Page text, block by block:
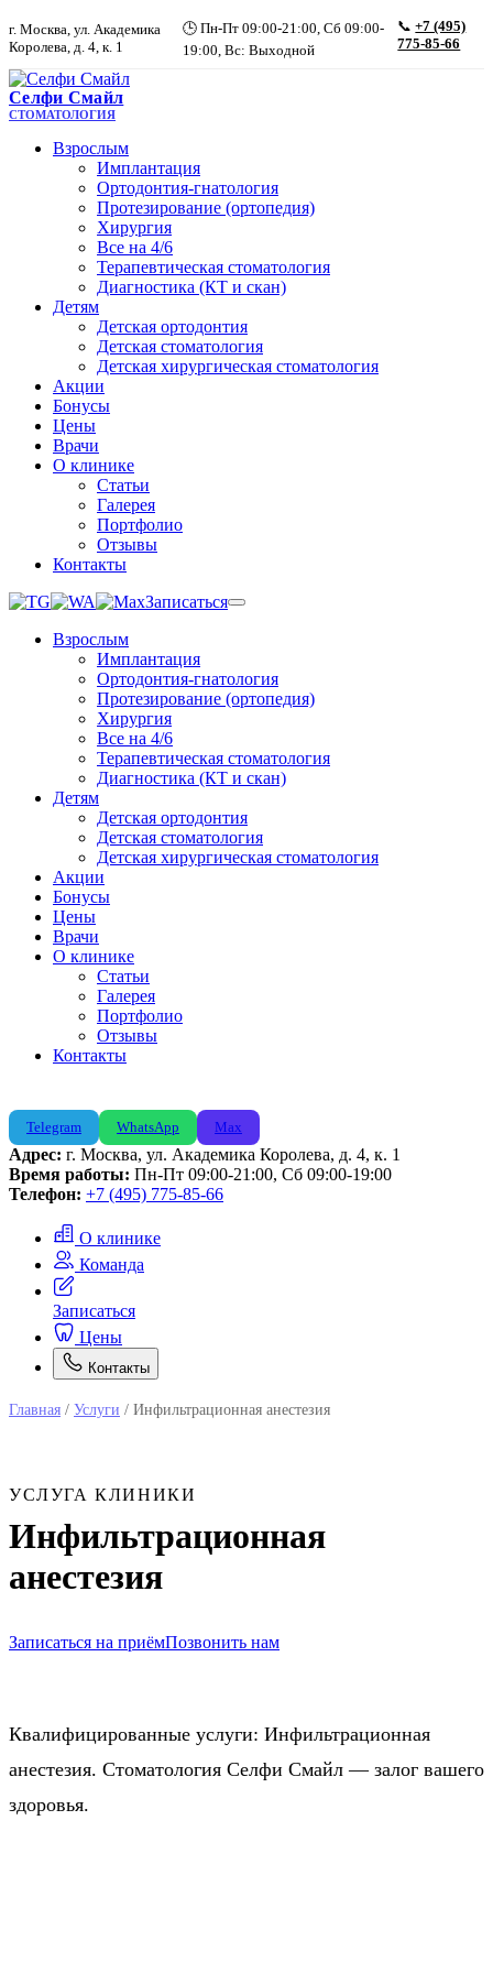
г. Москва, ул. Академика
Королева, д. 4, к. 1
🕒 Пн-Пт 09:00-21:00, Сб 09:00-
19:00, Вс: Выходной
📞+7 (495)
775-85-66
Селфи Смайл
СТОМАТОЛОГИЯ
Взрослым
Имплантация
Ортодонтия-гнатология
Протезирование (ортопедия)
Хирургия
Все на 4/6
Терапевтическая стоматология
Диагностика (КТ и скан)
Детям
Детская ортодонтия
Детская стоматология
Детская хирургическая стоматология
Акции
Бонусы
Цены
Врачи
О клинике
Статьи
Галерея
Портфолио
Отзывы
Контакты
Записаться
Взрослым
Имплантация
Ортодонтия-гнатология
Протезирование (ортопедия)
Хирургия
Все на 4/6
Терапевтическая стоматология
Диагностика (КТ и скан)
Детям
Детская ортодонтия
Детская стоматология
Детская хирургическая стоматология
Акции
Бонусы
Цены
Врачи
О клинике
Статьи
Галерея
Портфолио
Отзывы
Контакты
Telegram WhatsApp Max
Адрес: г. Москва, ул. Академика Королева, д. 4, к. 1
Время работы: Пн-Пт 09:00-21:00, Сб 09:00-19:00
Телефон: +7 (495) 775-85-66
О клинике
Команда
Записаться
Цены
Контакты
Главная / Услуги / Инфильтрационная анестезия
УСЛУГА КЛИНИКИ
Инфильтрационная
анестезия
Записаться на приёмПозвонить нам
Квалифицированные услуги: Инфильтрационная
анестезия. Стоматология Селфи Смайл — залог вашего
здоровья.